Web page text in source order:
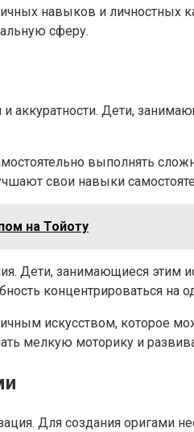
навыков и личностных
сферу.
аккуратности. Дети,
выполнять
свои навыки
на Тойоту
Дети, занимающиеся этим
концентрироваться
искусством, которое
мелкую моторику и
Для создания оригами